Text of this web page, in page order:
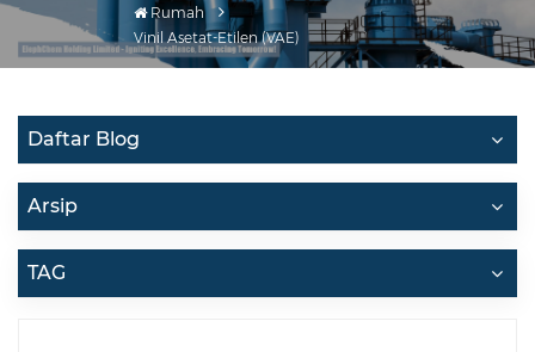
Rumah
Vinil Asetat-Etilen (VAE)
Daftar Blog
Arsip
TAG